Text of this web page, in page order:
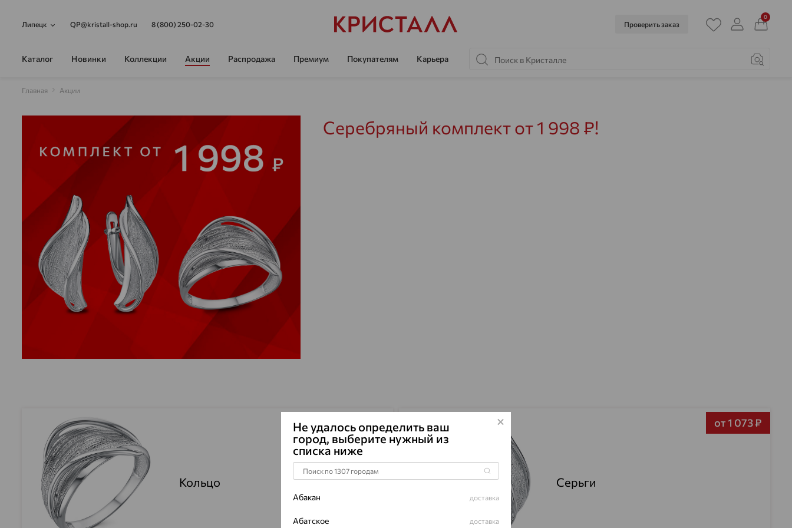
Липецк QP@kristall-shop.ru 8 (800) 250-02-30 Проверить заказ
0
Каталог Новинки Коллекции Акции Распродажа Премиум Покупателям Карьера
Главная Акции
Серебряный комплект от 1 998 ₽!
от 925 ₽
Кольцо
от 1 073 ₽
Серьги
Не удалось определить ваш
город, выберите нужный из
списка ниже
Абакан доставка
Абатское доставка